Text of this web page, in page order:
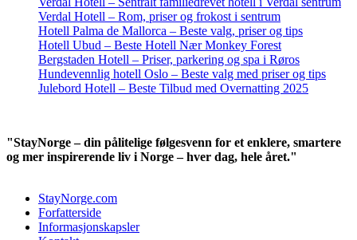
Verdal Hotell – Rom, priser og frokost i sentrum
Hotell Palma de Mallorca – Beste valg, priser og tips
Hotell Ubud – Beste Hotell Nær Monkey Forest
Bergstaden Hotell – Priser, parkering og spa i Røros
Hundevennlig hotell Oslo – Beste valg med priser og tips
Julebord Hotell – Beste Tilbud med Overnatting 2025
"StayNorge – din pålitelige følgesvenn for et enklere, smartere
og mer inspirerende liv i Norge – hver dag, hele året."
StayNorge.com
Forfatterside
Informasjonskapsler